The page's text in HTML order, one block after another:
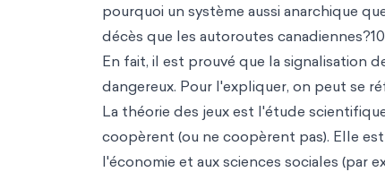
pourquoi un système aussi anarchique
décès que les autoroutes canadiennes?10
En fait, il est prouvé que la signalisation
dangereux. Pour l'expliquer, on peut se
La théorie des jeux est l'étude
coopèrent (ou ne coopèrent pas). Elle
l'économie et aux sciences sociales (par